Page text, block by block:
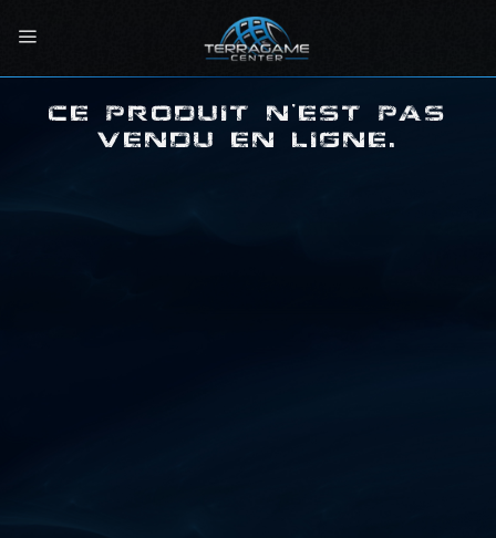
au
CE PRODUIT N'EST PAS
VENDU EN LIGNE.